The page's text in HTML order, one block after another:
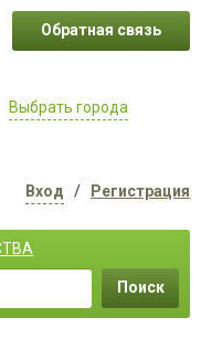
Выбрать города
Обратная связь
Вход / Регистрация
Поиск